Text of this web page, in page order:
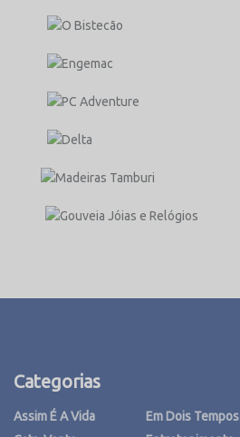
Categorias
Assim É A Vida
Em Dois Tempos